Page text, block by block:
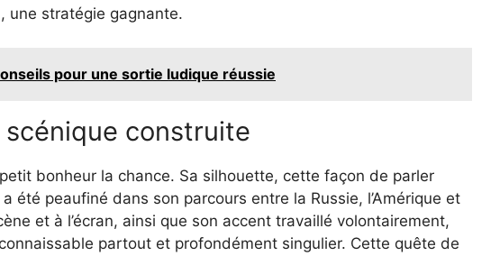
une stratégie gagnante.
pour une sortie ludique réussie
construite
bonheur la chance. Sa silhouette, cette façon de parler
été peaufiné dans son parcours entre la Russie, l’Amérique et
et à l’écran, ainsi que son accent travaillé volontairement,
partout et profondément singulier. Cette quête de